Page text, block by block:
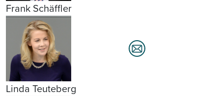
Frank Schäffler
Linda Teuteberg